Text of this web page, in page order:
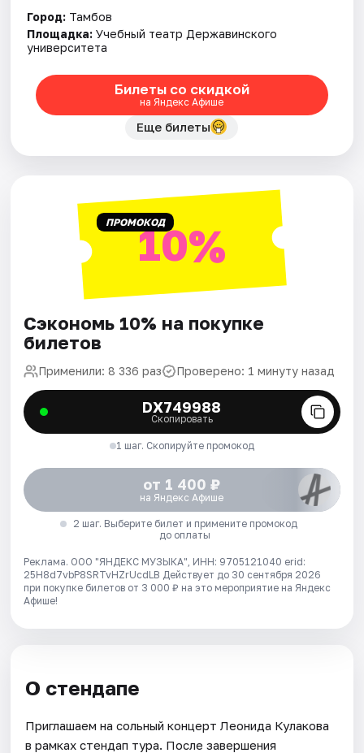
Город: Тамбов
Площадка: Учебный театр Державинского
университета
Билеты со скидкой
на Яндекс Афише
Еще билеты
ПРОМОКОД10%
Сэкономь 10% на покупке
билетов
Применили: 8 336 раз Проверено: 1 минуту назад
DX749988
Скопировать
1 шаг. Скопируйте промокод
от 1 400 ₽
на Яндекс Афише
2 шаг. Выберите билет и примените промокод
до оплаты
Реклама. ООО "ЯНДЕКС МУЗЫКА", ИНН: 9705121040 erid:
25H8d7vbP8SRTvHZrUcdLB Действует до 30 сентября 2026
при покупке билетов от 3 000 ₽ на это мероприятие на Яндекс
Афише!
О стендапе
Приглашаем на сольный концерт Леонида Кулакова
в рамках стендап тура. После завершения